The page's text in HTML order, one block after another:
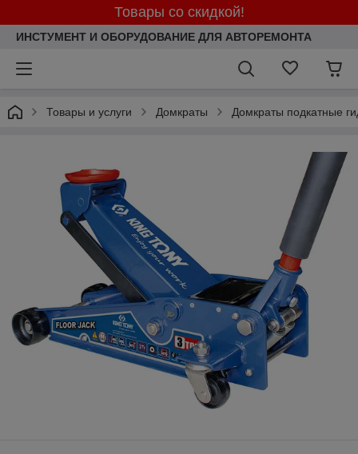
Товары со скидкой!
ИНСТУМЕНТ И ОБОРУДОВАНИЕ ДЛЯ АВТОРЕМОНТА
Товары и услуги Домкраты Домкраты подкатные